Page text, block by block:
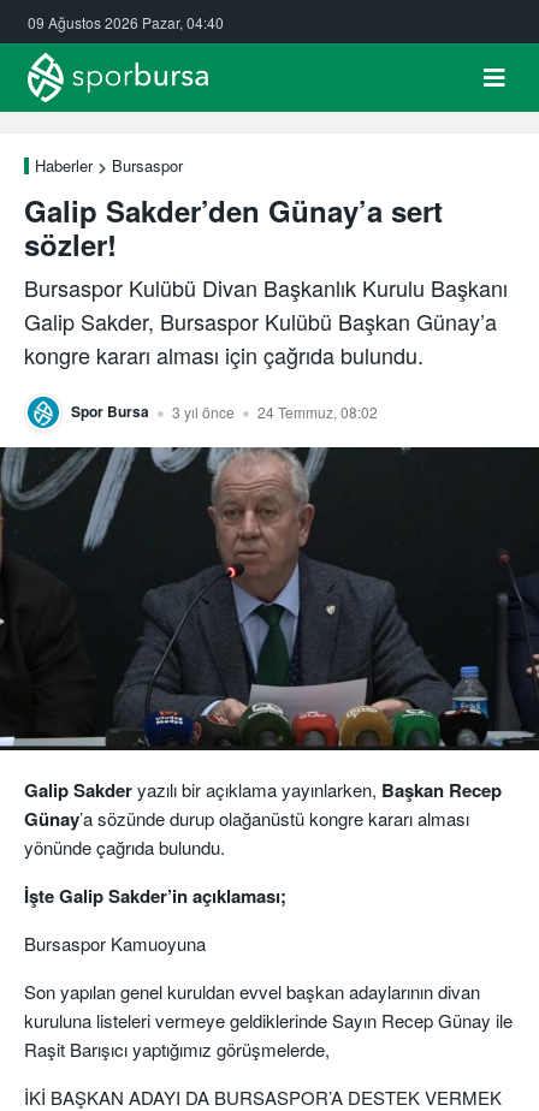
09 Ağustos 2026 Pazar, 04:40
Haberler Bursaspor
Galip Sakder’den Günay’a sert
sözler!
Bursaspor Kulübü Divan Başkanlık Kurulu Başkanı
Galip Sakder, Bursaspor Kulübü Başkan Günay’a
kongre kararı alması için çağrıda bulundu.
Spor Bursa 3 yıl önce 24 Temmuz, 08:02
Galip Sakderyazılı bir açıklama yayınlarken, Başkan Recep
Günay’a sözünde durup olağanüstü kongre kararı alması
yönünde çağrıda bulundu.
İşte Galip Sakder’in açıklaması;
Bursaspor Kamuoyuna
Son yapılan genel kuruldan evvel başkan adaylarının divan
kuruluna listeleri vermeye geldiklerinde Sayın Recep Günay ile
Raşit Barışıcı yaptığımız görüşmelerde,
İKİ BAŞKAN ADAYI DA BURSASPOR’A DESTEK VERMEK